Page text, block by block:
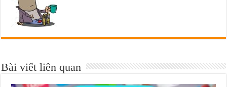
Bài viết liên quan